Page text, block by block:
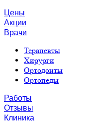
Цены
Акции
Врачи
Терапевты
Хирурги
Ортодонты
Ортопеды
Работы
Отзывы
Клиника